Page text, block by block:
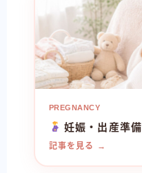
PREGNANCY
妊娠・出産準備
記事を見る →